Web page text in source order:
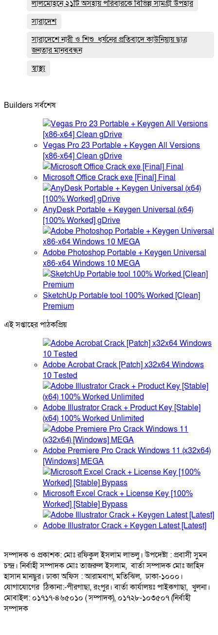
লালমোহনে ২১টি অসহায় পরিবারকে বিভিন্ন সামগ্রী উপহার
সারাদেশ
সারাদেশে নারী ও শিশু ধর্ষনের প্রতিবাদে কাউনিয়ায় ছাত্র
জনতার মানববন্ধন
স্বাস্থ্য
Builders সর্বশেষ
Vegas Pro 23 Portable + Keygen All Versions
[x86-x64] Clean gDrive
Microsoft Office Crack exe [Final] Final
AnyDesk Portable + Keygen Universal (x64)
[100% Worked] gDrive
Adobe Photoshop Portable + Keygen Universal
x86-x64 Windows 10 MEGA
SketchUp Portable tool 100% Worked [Clean]
Premium
এই সপ্তাহের পাঠকপ্রিয়
Adobe Acrobat Crack [Patch] x32x64 Windows
10 Tested
Adobe Illustrator Crack + Product Key [Stable]
(x64) 100% Worked Unlimited
Adobe Premiere Pro Crack Windows 11 (x32x64)
[Windows] MEGA
Microsoft Excel Crack + License Key [100%
Worked] [Stable] Bypass
Adobe Illustrator Crack + Keygen Latest [Latest]
সম্পাদক ও প্রকাশক: মোঃ রফিকুল ইসলাম লাভলু। উপদেষ্টা : প্রবাসী সুমন
চন্দ্র। নির্বাহী সম্পাদক মোঃ তাজরুল‌‌ ইসলাম, বার্তা সম্পাদক মোঃ জাহিদ
হাসান মানছুর। ঢাকা অফিস : আরামবাগ, মতিঝিল, ঢাকা-১০০০।
যোগাযোগের ঠিকানা:-পীরগাছা‌, রংপুর। বার্তা কার্যালয়ঃ পাইকগাছা, খুলনা।
মোবাইল: ০১৭১৭-৪৬৫০১০ ( সম্পাদক), ০১৭২৮-১০৩৫০৭ (নির্বাহী
সম্পাদক